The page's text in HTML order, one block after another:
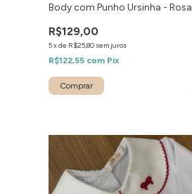
Body com Punho Ursinha - Rosa
R$129,00
5xde R$25,80 sem juros
R$122,55 com Pix